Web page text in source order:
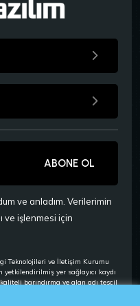
ABONE OL
ve anladım. Verilerimin
ve işlenmesi için
Teknolojileri ve İletişim Kurumu
yetkilendirilmiş yer sağlayıcı kaydı
barındırma ve alan adı tescil
lider bir hosting firmasıdır.